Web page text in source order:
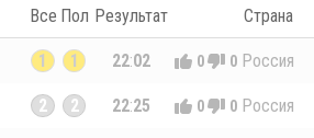
Все Пол Результат Страна
1 1 22:02 0 0 Россия
2 2 22:25 0 0 Россия